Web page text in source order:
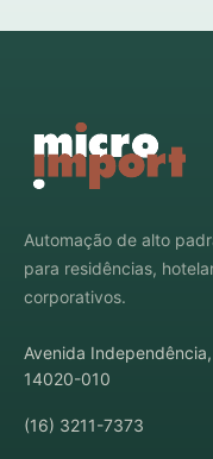
Automação de alto
para residências,
corporativos.
Avenida
14020-010
(16) 3211-7373